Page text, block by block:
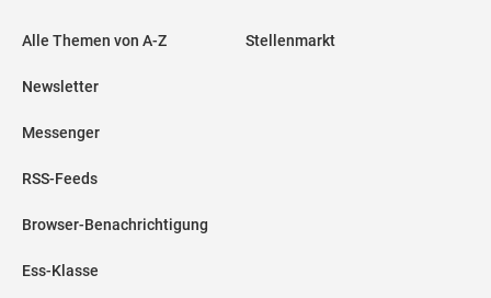
Alle Themen von A-Z
Newsletter
Messenger
RSS-Feeds
Browser-Benachrichtigung
Ess-Klasse
Stellenmarkt